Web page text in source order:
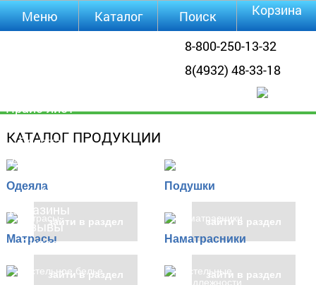
8-800-250-13-32
8(4932) 48-33-18
КАТАЛОГ ПРОДУКЦИИ
Одеяла
зайти в раздел
Подушки
зайти в раздел
Матрасы
зайти в раздел
Наматрасники
зайти в раздел
Меню
Прайс-лист
Оплата
Доставка
Полезная
инфа
Магазины
Отзывы
Видео
Каталог Поиск Корзина